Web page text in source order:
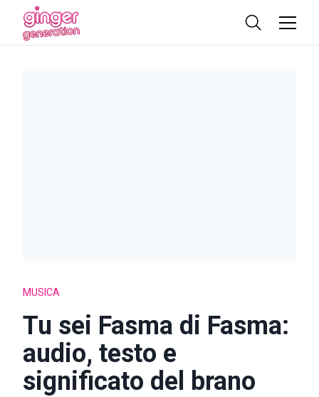
MUSICA
Tu sei Fasma di Fasma:
audio, testo e
significato del brano